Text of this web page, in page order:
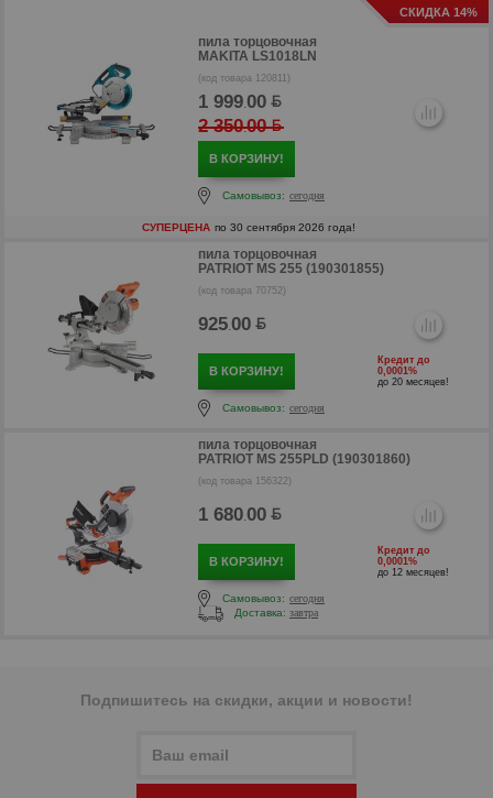
СКИДКА 14%
пила торцовочная
MAKITA LS1018LN
(код товара 120811)
1 999.00
р
2 350.00
р
В КОРЗИНУ!
Самовывоз: сегодня
СУПЕРЦЕНА по 30 сентября 2026 года!
пила торцовочная
PATRIOT MS 255 (190301855)
(код товара 70752)
925.00
В КОРЗИНУ!
Кредит до
0,0001%
до 20 месяцев!
Самовывоз: сегодня
пила торцовочная
PATRIOT MS 255PLD (190301860)
(код товара 156322)
1 680.00
В КОРЗИНУ!
Кредит до
0,0001%
до 12 месяцев!
Самовывоз: сегодня
Доставка: завтра
Подпишитесь на скидки, акции и новости!